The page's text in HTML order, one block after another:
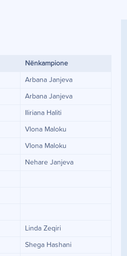
Nënkampione
Arbana Janjeva
Arbana Janjeva
Iliriana Haliti
Vlona Maloku
Vlona Maloku
Nehare Janjeva
Linda Zeqiri
Shega Hashani